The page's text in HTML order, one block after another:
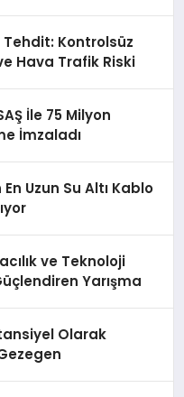
Kontrolsüz
Hava Trafik Riski
İle 75 Milyon
İmzaladı
Uzun Su Altı Kablo
ve Teknoloji
Yarışma
Olarak